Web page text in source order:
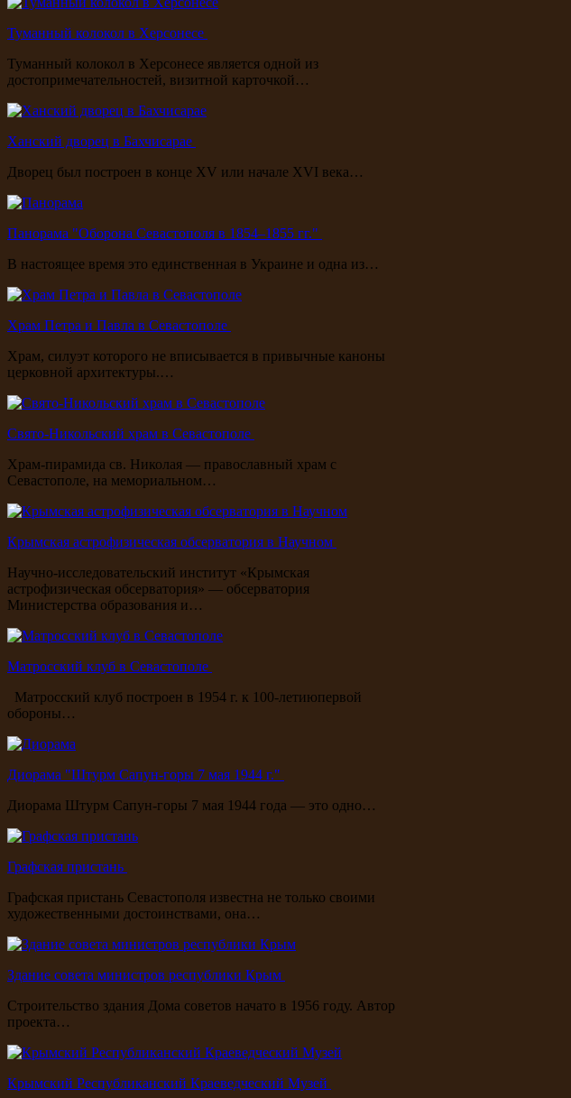
Туманный колокол в Херсонесе
Туманный колокол в Херсонесе является одной из
достопримечательностей, визитной карточкой…
Ханский дворец в Бахчисарае
Дворец был построен в конце XV или начале XVI века…
Панорама "Оборона Севастополя в 1854–1855 гг."
В настоящее время это единственная в Украине и одна из…
Храм Петра и Павла в Севастополе
Храм, силуэт которого не вписывается в привычные каноны
церковной архитектуры.…
Свято-Никольский храм в Севастополе
Храм-пирамида св. Николая — православный храм с
Севастополе, на мемориальном…
Крымская астрофизическая обсерватория в Научном
Научно-исследовательский институт «Крымская
астрофизическая обсерватория» — обсерватория
Министерства образования и…
Матросский клуб в Севастополе
Матросский клуб построен в 1954 г. к 100-летиюпервой
обороны…
Диорама "Штурм Сапун-горы 7 мая 1944 г."
Диорама Штурм Сапун-горы 7 мая 1944 года — это одно…
Графская пристань
Графская пристань Севастополя известна не только своими
художественными достоинствами, она…
Здание совета министров республики Крым
Строительство здания Дома советов начато в 1956 году. Автор
проекта…
Крымский Республиканский Краеведческий Музей